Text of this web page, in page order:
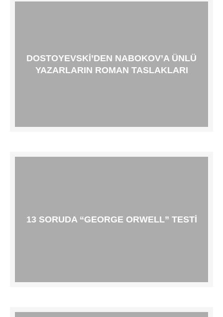
DOSTOYEVSKI’DEN NABOKOV’A ÜNLÜ
YAZARLARIN ROMAN TASLAKLARI
13 SORUDA “GEORGE ORWELL” TESTI